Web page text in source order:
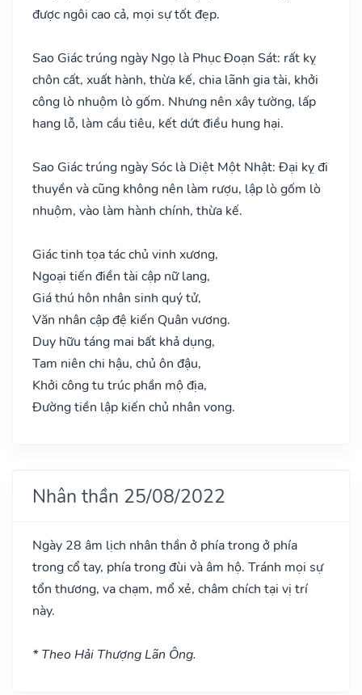
được ngôi cao cả, mọi sự tốt đẹp.
Sao Giác trúng ngày Ngọ là Phục Đoạn Sát: rất kỵ
chôn cất, xuất hành, thừa kế, chia lãnh gia tài, khởi
công lò nhuộm lò gốm. Nhưng nên xây tường, lấp
hang lỗ, làm cầu tiêu, kết dứt điều hung hại.
Sao Giác trúng ngày Sóc là Diệt Một Nhật: Đại kỵ đi
thuyền và cũng không nên làm rượu, lập lò gốm lò
nhuộm, vào làm hành chính, thừa kế.
Giác tinh tọa tác chủ vinh xương,
Ngoại tiến điền tài cập nữ lang,
Giá thú hôn nhân sinh quý tử,
Văn nhân cập đệ kiến Quân vương.
Duy hữu táng mai bất khả dụng,
Tam niên chi hậu, chủ ôn đậu,
Khởi công tu trúc phần mộ địa,
Đường tiền lập kiến chủ nhân vong.
Nhân thần 25/08/2022
Ngày 28 âm lịch nhân thần ở phía trong ở phía
trong cổ tay, phía trong đùi và âm hộ. Tránh mọi sự
tổn thương, va chạm, mổ xẻ, châm chích tại vị trí
này.
* Theo Hải Thượng Lãn Ông.